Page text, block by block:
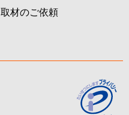
取材のご依頼